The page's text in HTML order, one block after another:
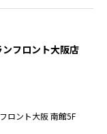
ンフロント大阪店
ロント大阪 南館5F